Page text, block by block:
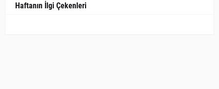
Haftanın İlgi Çekenleri